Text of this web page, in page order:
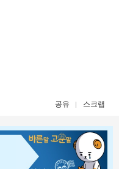
공유 스크랩